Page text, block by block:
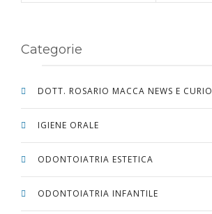
Categorie
DOTT. ROSARIO MACCA NEWS E
IGIENE ORALE
ODONTOIATRIA ESTETICA
ODONTOIATRIA INFANTILE